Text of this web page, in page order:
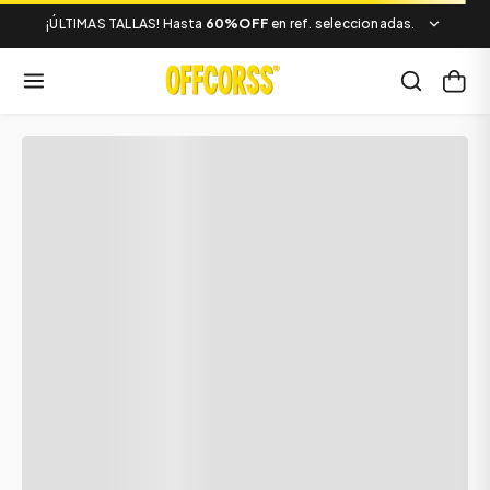
¡ÚLTIMAS TALLAS! Hasta 60%OFF en ref. seleccionadas.